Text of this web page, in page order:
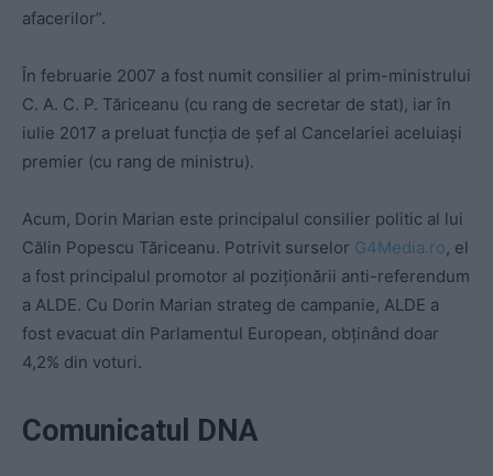
afacerilor”.
În februarie 2007 a fost numit consilier al prim-ministrului
C. A. C. P. Tăriceanu (cu rang de secretar de stat), iar în
iulie 2017 a preluat funcția de șef al Cancelariei aceluiași
premier (cu rang de ministru).
Acum, Dorin Marian este principalul consilier politic al lui
Călin Popescu Tăriceanu. Potrivit surselor G4Media.ro, el
a fost principalul promotor al poziționării anti-referendum
a ALDE. Cu Dorin Marian strateg de campanie, ALDE a
fost evacuat din Parlamentul European, obținând doar
4,2% din voturi.
Comunicatul DNA